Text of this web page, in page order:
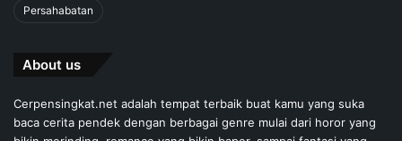
Persahabatan
About us
Cerpensingkat.net adalah tempat terbaik buat kamu yang suka
baca cerita pendek dengan berbagai genre mulai dari horor yang